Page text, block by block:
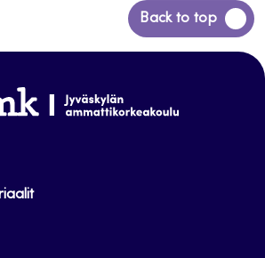
Back to top
Siirry
takaisin